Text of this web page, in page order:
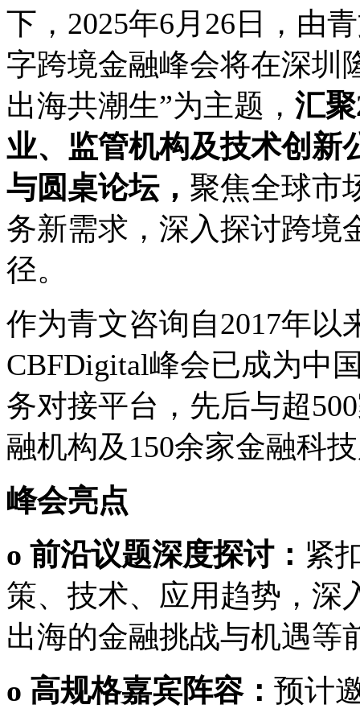
下，2025年6月26日，由
字跨境金融峰会将在深圳
出海共潮生”为主题， 汇
业、监管机构及技术创新
与圆桌论坛， 聚焦全球市
务新需求，深入探讨跨境
径。
作为青文咨询自2017年
CBFDigital峰会已成为中
务对接平台，先后与超
融机构及150余家金融科
峰会亮点
o 前沿议题深度探讨： 紧
策、技术、应用趋势，深
出海的金融挑战与机遇等
o 高规格嘉宾阵容： 预计